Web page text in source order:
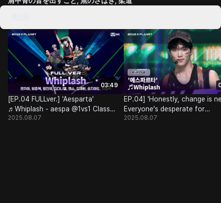
03:49
[EP.04 FULLver.] 'Aesparta'
♬Whiplash - aespa @1vs1 Class
Battle
2025.08.07
EP.04] 'Honestly, change is
Everyone's desperate for
〈Whiplash〉 Team 2’s killing part
2025.08.07